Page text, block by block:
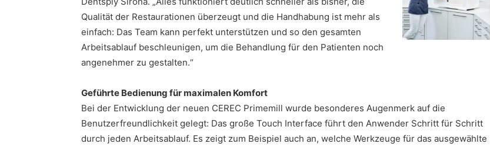
Qualität der Restaurationen überzeugt und die Handhabung ist mehr als
einfach: Das Team kann perfekt unterstützen und so den gesamten
Arbeitsablauf beschleunigen, um die Behandlung für den Patienten noch
angenehmer zu gestalten.“
Geführte Bedienung für maximalen Komfort
Bei der Entwicklung der neuen CEREC Primemill wurde besonderes Augenmerk auf die
Benutzerfreundlichkeit gelegt: Das große Touch Interface führt den Anwender Schritt für Schritt
durch jeden Arbeitsablauf. Es zeigt zum Beispiel auch an, welche Werkzeuge für das ausgewählte